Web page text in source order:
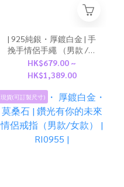
| 925純銀・厚鍍白金 | 手
挽手情侶手繩 （男款 /女
款） | BR1059 |
HK$679.00 ~
HK$1,389.00
現貨(可訂製尺寸)